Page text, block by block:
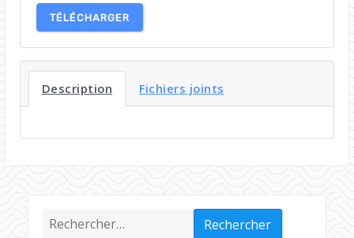
TÉLÉCHARGER
Description Fichiers joints
Rechercher :